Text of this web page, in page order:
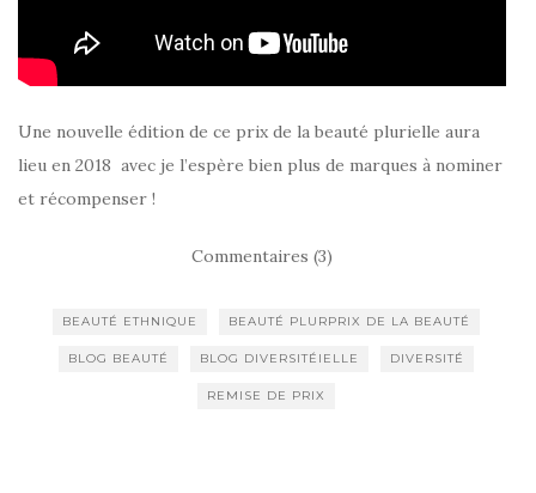
Une nouvelle édition de ce prix de la beauté plurielle aura
lieu en 2018 avec je l’espère bien plus de marques à nominer
et récompenser !
Commentaires (3)
BEAUTÉ ETHNIQUE BEAUTÉ PLURPRIX DE LA BEAUTÉ
BLOG BEAUTÉ BLOG DIVERSITÉIELLE DIVERSITÉ
REMISE DE PRIX